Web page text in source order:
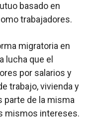
basado en
trabajadores.
migratoria en
lucha que el
por salarios y
trabajo, vivienda y
parte de la misma
mismos intereses.